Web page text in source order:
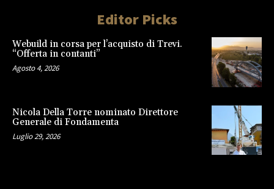
Editor Picks
Webuild in corsa per l’acquisto di Trevi.
“Offerta in contanti”
Agosto 4, 2026
Nicola Della Torre nominato Direttore
Generale di Fondamenta
Luglio 29, 2026